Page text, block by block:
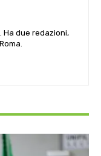
Ha due redazioni,